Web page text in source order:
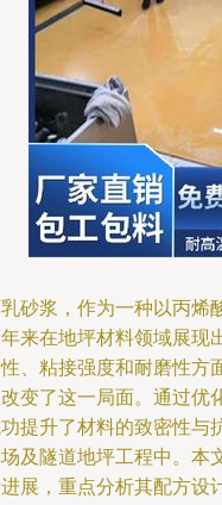
砂浆，作为一种以丙烯
来在地坪材料领域展现
、粘接强度和耐磨性方
变了这一局面。通过优
提升了材料的致密性与
及隧道地坪工程中。本
展，重点分析其配方设